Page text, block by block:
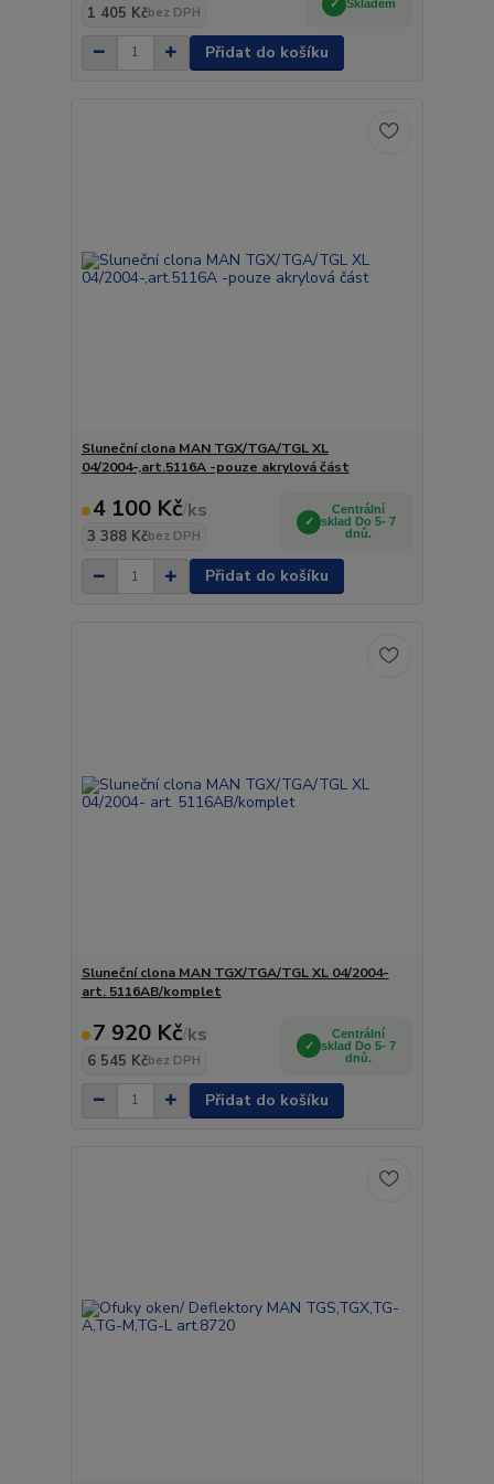
1 405 Kčbez DPH
Skladem
Přidat do košíku
Sluneční clona MAN TGX/TGA/TGL XL
04/2004-,art.5116A -pouze akrylová část
4 100 Kč/ks
3 388 Kčbez DPH
Centrální
sklad Do 5- 7
dnů.
Přidat do košíku
Sluneční clona MAN TGX/TGA/TGL XL 04/2004-
art. 5116AB/komplet
7 920 Kč/ks
6 545 Kčbez DPH
Centrální
sklad Do 5- 7
dnů.
Přidat do košíku